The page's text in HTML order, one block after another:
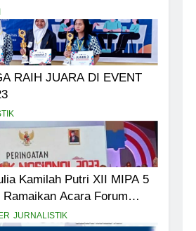
RAIH JUARA DI EVENT
Kamilah Putri XII MIPA 5
Acara Forum
JURNALISTIK